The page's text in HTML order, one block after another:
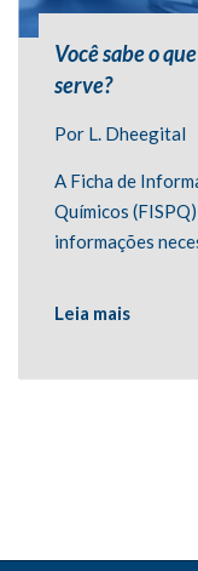
Você sabe o
serve?
Por L. Dheegital
A Ficha de
Químicos
informações
Leia mais